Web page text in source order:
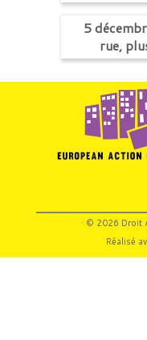
5
rue,
· © 2026 Droit
Réalisé